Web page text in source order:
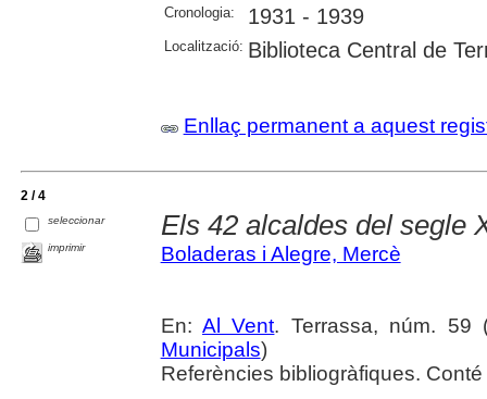
Cronologia: 1931 - 1939
Localització: Biblioteca Central de
Enllaç permanent a aquest
2 / 4
seleccionar
imprimir
Els 42 alcaldes del segle
Boladeras i Alegre, Mercè
En:Al Vent. Terrassa, núm.
Municipals)
Referències bibliogràfiques.